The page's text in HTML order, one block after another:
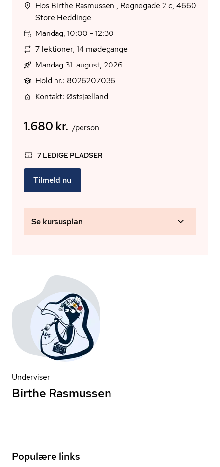
Hos Birthe Rasmussen , Regnegade 2 c, 4660
Store Heddinge
Mandag, 10:00 - 12:30
7 lektioner, 14 mødegange
Mandag 31. august, 2026
Hold nr.: 8026207036
Kontakt: Østsjælland
1.680 kr. /person
7 LEDIGE PLADSER
Tilmeld nu
Se kursusplan
Underviser
Birthe Rasmussen
Populære links